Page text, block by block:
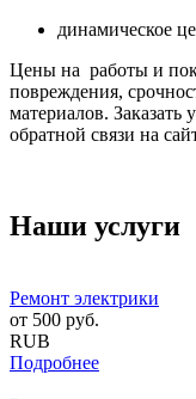
динамическое
Цены на работы и
повреждения,
материалов.
обратной связи на
Наши услуги
Ремонт электрики
от 500 руб.
RUB
Подробнее